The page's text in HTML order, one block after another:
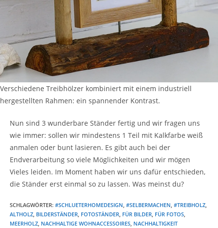
Verschiedene Treibhölzer kombiniert mit einem industriell
hergestellten Rahmen: ein spannender Kontrast.
Nun sind 3 wunderbare Ständer fertig und wir fragen uns
wie immer: sollen wir mindestens 1 Teil mit Kalkfarbe weiß
anmalen oder bunt lasieren. Es gibt auch bei der
Endverarbeitung so viele Möglichkeiten und wir mögen
Vieles leiden. Im Moment haben wir uns dafür entschieden,
die Ständer erst einmal so zu lassen. Was meinst du?
SCHLAGWÖRTER: #SCHLUETERHOMEDESIGN, #SELBERMACHEN, #TREIBHOLZ,
ALTHOLZ, BILDERSTÄNDER, FOTOSTÄNDER, FÜR BILDER, FÜR FOTOS,
MEERHOLZ, NACHHALTIGE WOHNACCESSOIRES, NACHHALTIGKEIT